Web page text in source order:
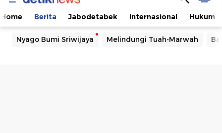
Home Berita Jabodetabek Internasional Hukum
Nyago Bumi Sriwijaya Melindungi Tuah-Marwah